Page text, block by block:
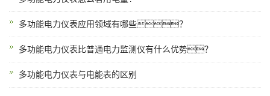
多功能电力仪表应用领域有哪些？
多功能电力仪表比普通电力监测仪有什么优势？
多功能电力仪表与电能表的区别